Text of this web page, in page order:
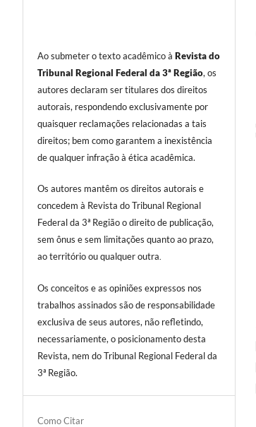
Ao submeter o texto acadêmico àRevista do
Tribunal Regional Federal da 3ª Região, os
autores declaram ser titulares dos direitos
autorais, respondendo exclusivamente por
quaisquer reclamações relacionadas a tais
direitos; bem como garantem a inexistência
de qualquer infração à ética acadêmica.
Os autores mantêm os direitos autorais e
concedem à Revista do Tribunal Regional
Federal da 3ª Região o direito de publicação,
sem ônus e sem limitações quanto ao prazo,
ao território ou qualquer outra.
Os conceitos e as opiniões expressos nos
trabalhos assinados são de responsabilidade
exclusiva de seus autores, não refletindo,
necessariamente, o posicionamento desta
Revista, nem do Tribunal Regional Federal da
3ª Região.
Como Citar